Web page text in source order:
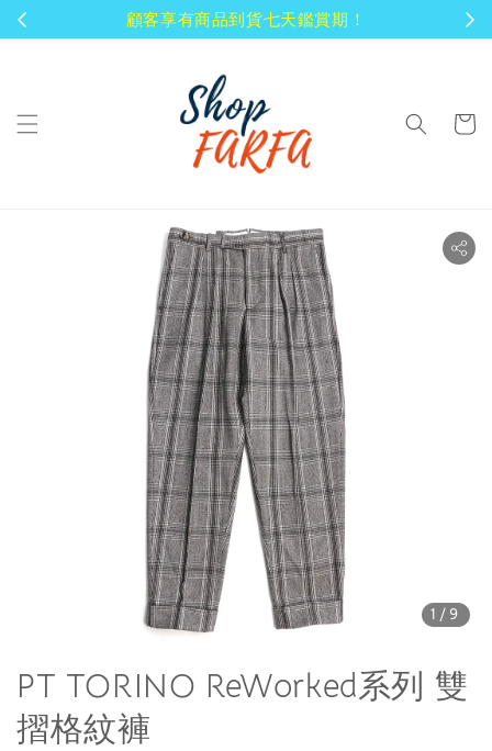
顧客享有商品到貨七天鑑賞期！
1 /9
PT TORINO ReWorked系列 雙
摺格紋褲